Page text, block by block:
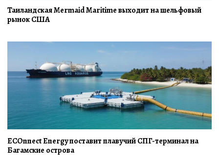
Таиландская Mermaid Maritime выходит на шельфовый
рынок США
ECOnnect Energy поставит плавучий СПГ-терминал на
Багамские острова